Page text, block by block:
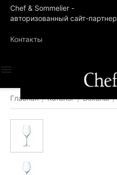
Chef & Sommelier -
авторизованный сайт-партнер
Контакты
Главная / Каталог / Бокалы /